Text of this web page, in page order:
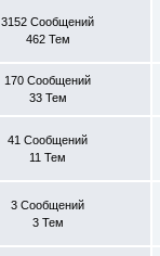
3152 Сообщений
462 Тем
170 Сообщений
33 Тем
41 Сообщений
11 Тем
3 Сообщений
3 Тем